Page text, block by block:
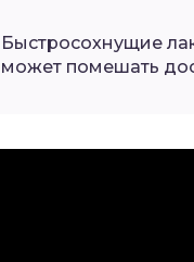
Быстросохнущие
может помешать